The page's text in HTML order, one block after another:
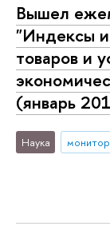
Вышел
"Индексы
товаров и
(январь
Наука